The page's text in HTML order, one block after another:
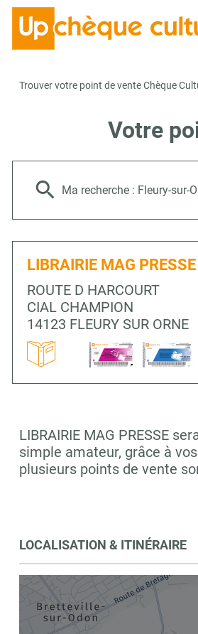
Trouver votre point de vente Chèque
Votre
Ma recherche : Fleury-sur-
LIBRAIRIE MAG PRESSE
ROUTE D HARCOURT
CIAL CHAMPION
14123 FLEURY SUR ORNE
LIBRAIRIE MAG PRESSE
simple amateur, grâce à
plusieurs points de vente
LOCALISATION & ITINÉRAIRE